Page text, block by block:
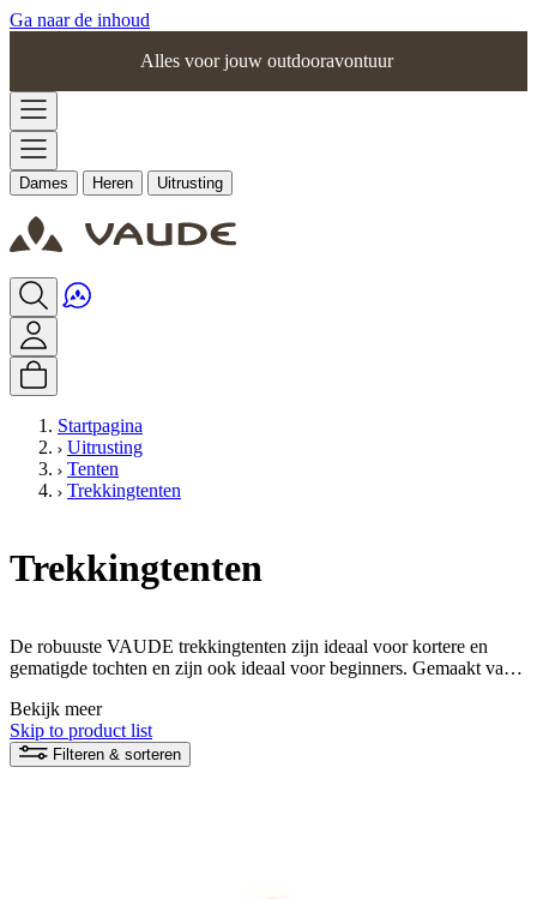
Ga naar de inhoud
Alles voor jouw outdooravontuur
Dames Heren Uitrusting
Startpagina
Uitrusting
Tenten
Trekkingtenten
Trekkingtenten
De robuuste VAUDE trekkingtenten zijn ideaal voor kortere en
gematigde tochten en zijn ook ideaal voor beginners. Gemaakt van
comfortabel onderdak voor uw trekkingavontuur. Kroon uw
wandel-, trekking- en fietstochten met een trekkingtent die niet
alleen snel op te zetten en duurzaam is, maar ook verantwoord is
Bekijk meer
Skip to product list
Filteren & sorteren